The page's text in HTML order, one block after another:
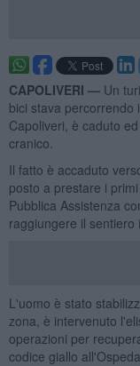
CAPOLIVERI — Un
bici stava percorrendo
Capoliveri, è caduto
cranico.
Il fatto è accaduto
posto a prestare i
Pubblica Assistenza
raggiungere il sentiero
L'uomo è stato
zona, è intervenuto
operazioni per
codice giallo